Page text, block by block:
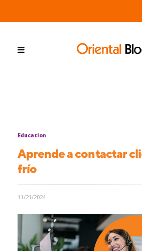
Education
Aprende a contactar
frío
11/21/2024